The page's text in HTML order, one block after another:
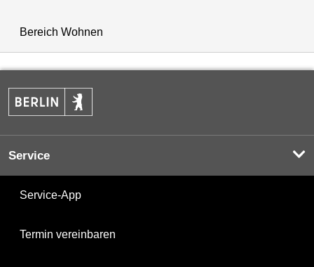
Bereich Wohnen
Service
Service-App
Termin vereinbaren